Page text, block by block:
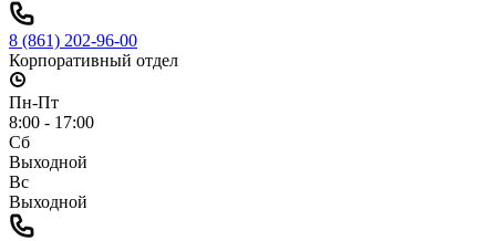
8 (861) 202-96-00
Корпоративный отдел
Пн-Пт
8:00 - 17:00
Сб
Выходной
Вс
Выходной